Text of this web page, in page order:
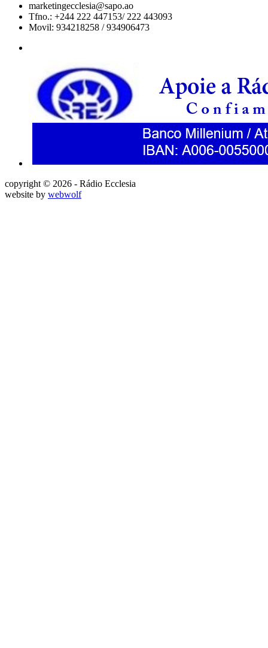
marketingecclesia@sapo.ao
Tfno.: +244 222 447153/ 222 443093
Movil: 934218258 / 934906473
copyright © 2026 - Rádio Ecclesia
website by webwolf